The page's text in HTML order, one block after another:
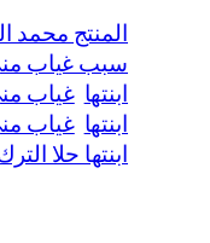
المنتج محمد
سبب غياب
ابنتها غياب
ابنتها غياب
ابنتها حلا